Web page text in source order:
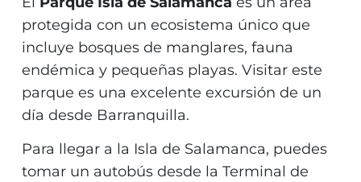
protegida con un ecosistema único que
incluye bosques de manglares, fauna
endémica y pequeñas playas. Visitar este
parque es una excelente excursión de un
día desde Barranquilla.
Para llegar a la Isla de Salamanca, puedes
tomar un autobús desde la Terminal de